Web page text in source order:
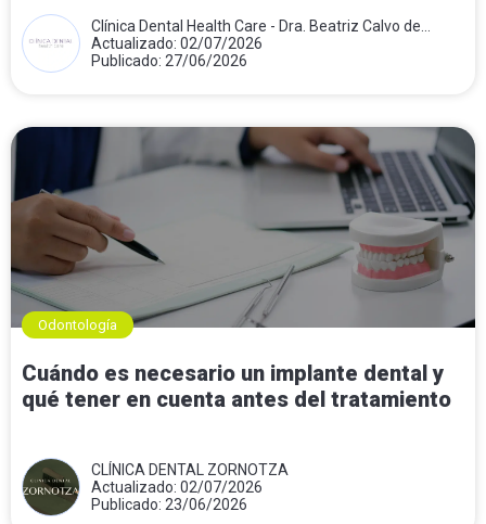
Clínica Dental Health Care - Dra. Beatriz Calvo de
Mora
Actualizado: 02/07/2026
Publicado: 27/06/2026
Odontología
Cuándo es necesario un implante dental y
qué tener en cuenta antes del tratamiento
CLÍNICA DENTAL ZORNOTZA
Actualizado: 02/07/2026
Publicado: 23/06/2026